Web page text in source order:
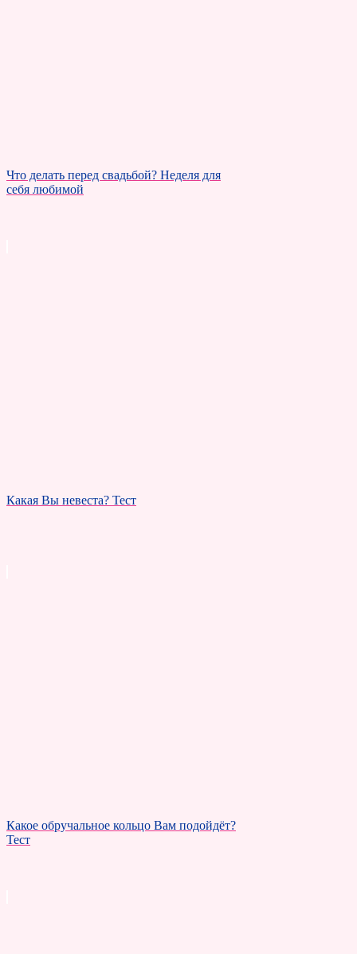
Что делать перед свадьбой? Неделя для
себя любимой
Какая Вы невеста? Тест
Какое обручальное кольцо Вам подойдёт?
Тест